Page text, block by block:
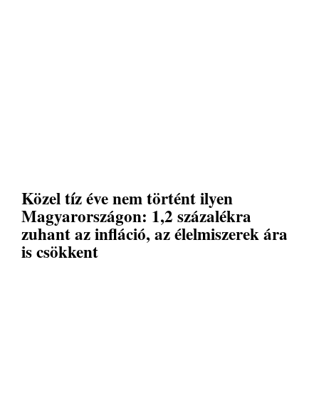
Közel tíz éve nem történt ilyen
Magyarországon: 1,2 százalékra
zuhant az infláció, az élelmiszerek ára
is csökkent